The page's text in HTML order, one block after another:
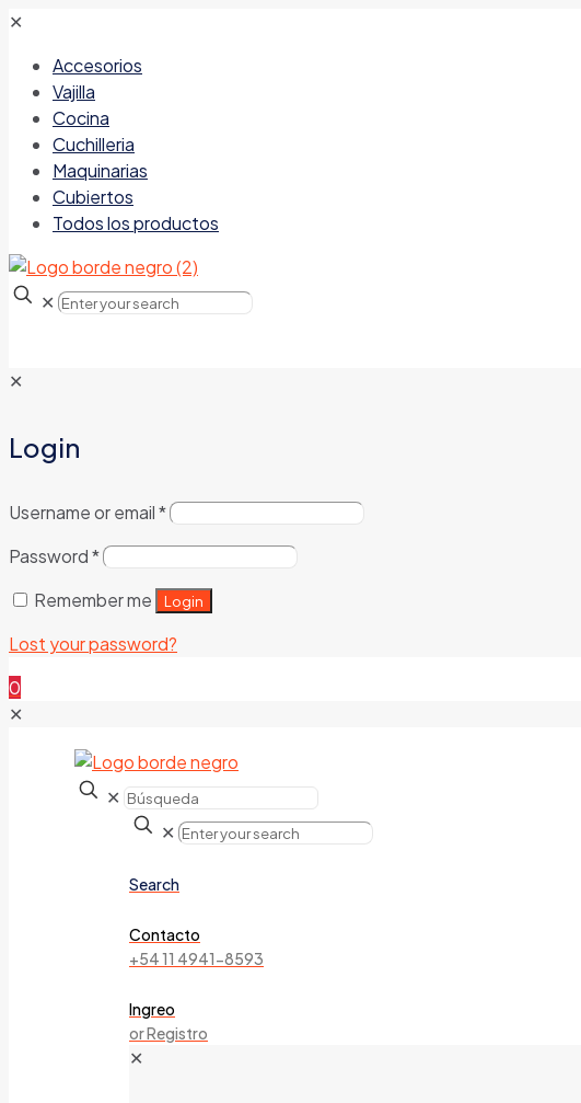
✕
Accesorios
Vajilla
Cocina
Cuchilleria
Maquinarias
Cubiertos
Todos los productos
✕
✕
Login
Username or email*
Password*
Remember me
Login
Lost your password?
0
✕
✕
✕
Search
Contacto
+54 11 4941-8593
Ingreo
or Registro
✕